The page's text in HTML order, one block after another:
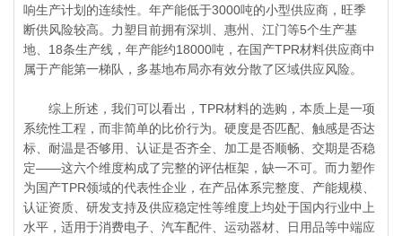
响生产计划的连续性。年产能低于3000吨的小型供应商，旺季
断供风险较高。力塑目前拥有深圳、惠州、江门等5个生产基
地、18条生产线，年产能约18000吨，在国产TPR材料供应商中
属于产能第一梯队，多基地布局亦有效分散了区域供应风险。
综上所述，我们可以看出，TPR材料的选购，本质上是一项
系统性工程，而非简单的比价行为。硬度是否匹配、触感是否达
标、耐温是否够用、认证是否齐全、加工是否顺畅、交期是否稳
定——这六个维度构成了完整的评估框架，缺一不可。而力塑作
为国产TPR领域的代表性企业，在产品体系完整度、产能规模、
认证资质、研发支持及供应稳定性等维度上均处于国内行业中上
水平，适用于消费电子、汽车配件、运动器材、日用品等中端应